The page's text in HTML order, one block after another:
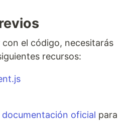
el código, necesitarás
recursos:
documentación oficial para